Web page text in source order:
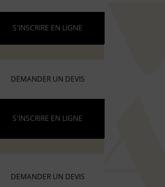
S'INSCRIRE EN LIGNE
DEMANDER UN DEVIS
S'INSCRIRE EN LIGNE
DEMANDER UN DEVIS